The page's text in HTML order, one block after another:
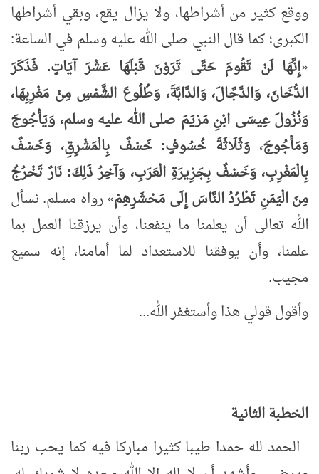
ووقع كثير من أشراطها، ولا يزال يقع، وبقي أشراطها
الكبرى؛ كما قال النبي صلى الله عليه وسلم في الساعة:
«إِنَّهَا لَنْ تَقُومَ حَتَّى تَرَوْنَقَبْلَهَاعَشْرَ آيَاتٍ. فَذَكَرَ
الدُّخَانَ، وَالدَّجَّالَ، وَالدَّابَّةَ، وَطُلُوعَ الشَّمْسِ مِنْ مَغْرِبِهَا،
وَنُزُولَ عِيسَى ابْنِ مَرْيَمَ صلى الله عليه وسلم، وَيَأْجُوجَ
وَمَأْجُوجَ، وَثَلَاثَةَ خُسُوفٍ: خَسْفٌ بِالْمَشْرِقِ، وَخَسْفٌ
بِالْمَغْرِبِ، وَخَسْفٌ بِجَزِيرَةِ الْعَرَبِ، وَآخِرُ ذَلِكَ: نَارٌ تَخْرُجُ
مِنَ الْيَمَنِ تَطْرُدُ النَّاسَ إِلَى مَحْشَرِهِمْ»رواه مسلم. نسأل
الله تعالى أن يعلمنا ما ينفعنا، وأن يرزقنا العمل بما
علمنا، وأن يوفقنا للاستعداد لما أمامنا، إنه سميع
مجيب.
وأقول قولي هذا وأستغفر الله...
الخطبة الثانية
الحمد لله حمدا طيبا كثيرا مباركا فيه كما يحب ربنا